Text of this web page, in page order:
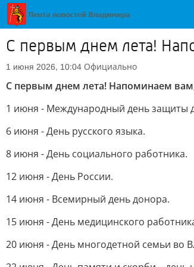
С первым днем лета!
1 июня 2026, 10:04 Официально
С первым днем лета! Напоминаем
1 июня - Международный день защиты
6 июня - День русского языка.
8 июня - День социального работника.
12 июня - День России.
14 июня - Всемирный день донора.
15 июня - День медицинского
20 июня - День многодетной семьи во